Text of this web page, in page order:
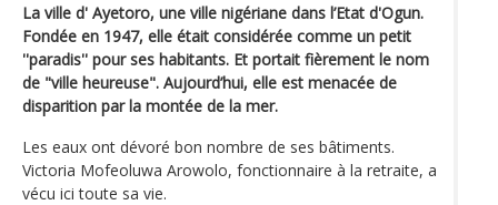
La ville d' Ayetoro, une ville nigériane dans l’Etat d'Ogun.
Fondée en 1947, elle était considérée comme un petit
''paradis'' pour ses habitants. Et portait fièrement le nom
de "ville heureuse". Aujourd’hui, elle est menacée de
disparition par la montée de la mer.
Les eaux ont dévoré bon nombre de ses bâtiments.
Victoria Mofeoluwa Arowolo, fonctionnaire à la retraite, a
vécu ici toute sa vie.